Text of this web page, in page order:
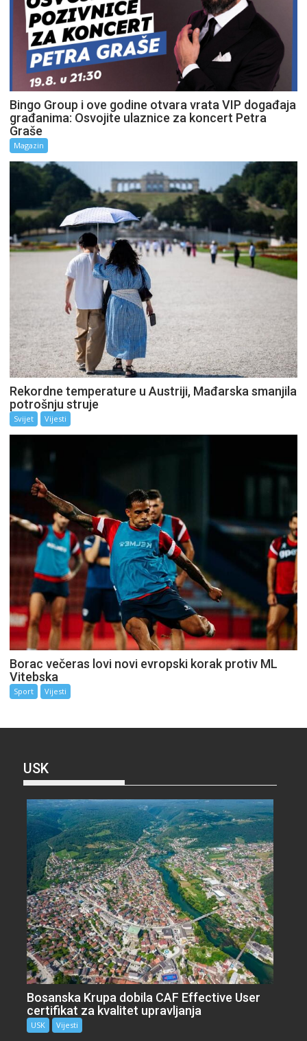
Bingo Group i ove godine otvara vrata VIP događaja
građanima: Osvojite ulaznice za koncert Petra
Graše
Magazin
Rekordne temperature u Austriji, Mađarska smanjila
potrošnju struje
Svijet Vijesti
Borac večeras lovi novi evropski korak protiv ML
Vitebska
Sport Vijesti
USK
Bosanska Krupa dobila CAF Effective User
certifikat za kvalitet upravljanja
USK Vijesti